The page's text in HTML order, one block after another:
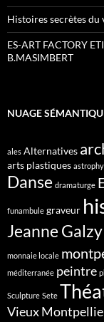
Histoires secrètes du
ES-ART FACTORY
B.MASIMBERT
NUAGE
ales Alternatives
arts plastiques
Danse dramaturge
funambule graveur
Jeanne Galzy
monnaie locale
méditerranée peintre
Sculpture Sete
Vieux